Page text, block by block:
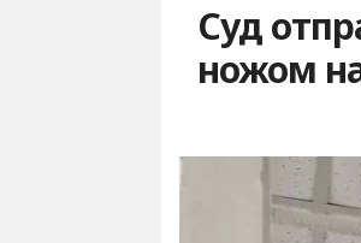
Суд
ножом